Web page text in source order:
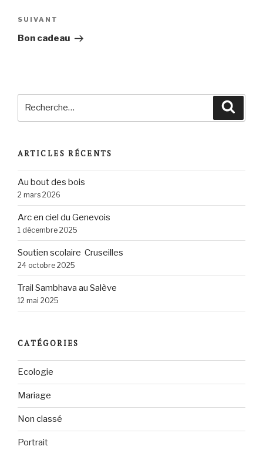
Article
suivant
SUIVANT
Bon cadeau
ARTICLES RÉCENTS
Au bout des bois
2 mars 2026
Arc en ciel du Genevois
1 décembre 2025
Soutien scolaire Cruseilles
24 octobre 2025
Trail Sambhava au Salève
12 mai 2025
CATÉGORIES
Ecologie
Mariage
Non classé
Portrait